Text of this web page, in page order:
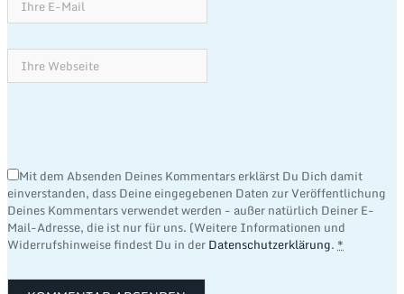
Mit dem Absenden Deines Kommentars erklärst Du Dich damit
einverstanden, dass Deine eingegebenen Daten zur Veröffentlichung
Deines Kommentars verwendet werden - außer natürlich Deiner E-
Mail-Adresse, die ist nur für uns. (Weitere Informationen und
Widerrufshinweise findest Du in derDatenschutzerklärung.*